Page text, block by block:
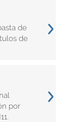
de
de
por